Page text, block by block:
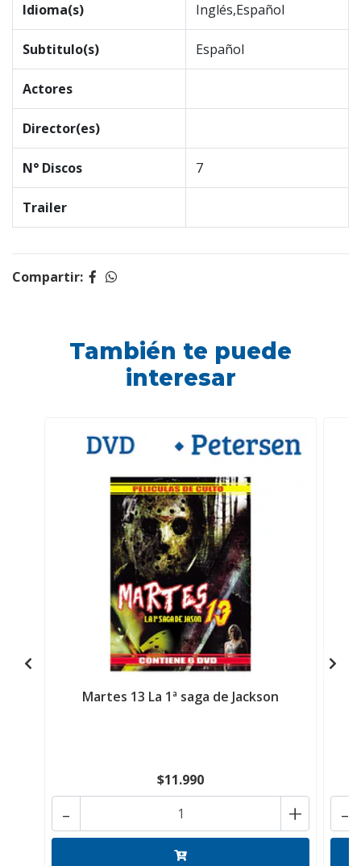
Idioma(s) Inglés,Español
Subtitulo(s) Español
Actores
Director(es)
N° Discos 7
Trailer
Compartir:
También te puede
interesar
Martes 13 La 1ª saga de Jackson
$11.990
+
- -